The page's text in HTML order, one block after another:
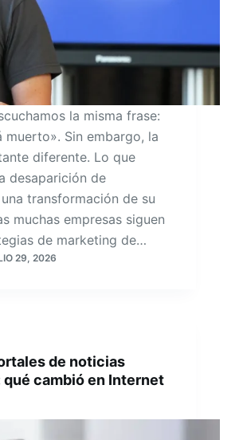
la misma frase:
muerto». Sin embargo, la
diferente. Lo que
desaparición de
transformación de su
muchas empresas siguen
de marketing de…
29, 2026
de noticias
cambió en Internet